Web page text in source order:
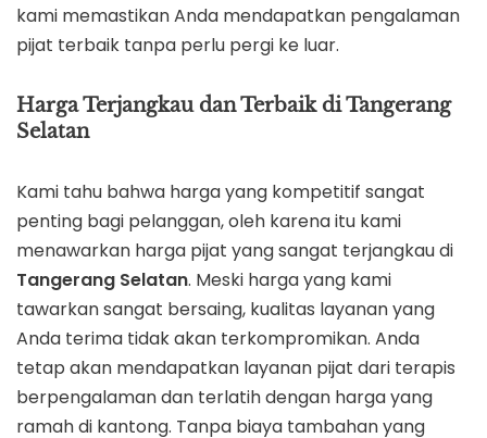
kami memastikan Anda mendapatkan pengalaman
pijat terbaik tanpa perlu pergi ke luar.
Harga Terjangkau dan Terbaik di Tangerang
Selatan
Kami tahu bahwa harga yang kompetitif sangat
penting bagi pelanggan, oleh karena itu kami
menawarkan harga pijat yang sangat terjangkau di
Tangerang Selatan. Meski harga yang kami
tawarkan sangat bersaing, kualitas layanan yang
Anda terima tidak akan terkompromikan. Anda
tetap akan mendapatkan layanan pijat dari terapis
berpengalaman dan terlatih dengan harga yang
ramah di kantong. Tanpa biaya tambahan yang